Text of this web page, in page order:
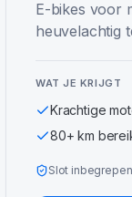
E-bikes voor
heuvelachtig
WAT JE KRIJGT
Krachtige
80+ km
Slot inbegrepen